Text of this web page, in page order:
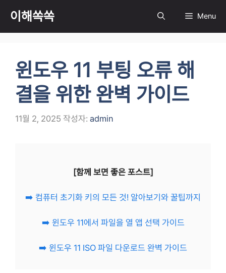
츠
이해쏙쏙 Menu
윈도우 11 부팅 오류 해
결을 위한 완벽 가이드
11월 2, 2025 작성자: admin
[함께 보면 좋은 포스트]
➡️ 컴퓨터 초기화 키의 모든 것! 알아보기와 꿀팁까지
➡️ 윈도우 11에서 파일을 열 앱 선택 가이드
➡️ 윈도우 11 ISO 파일 다운로드 완벽 가이드